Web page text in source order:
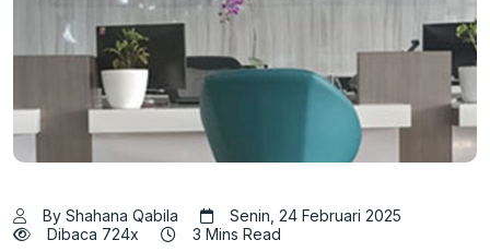
By Shahana Qabila
Senin, 24 Februari 2025
Dibaca 724x
3 Mins Read